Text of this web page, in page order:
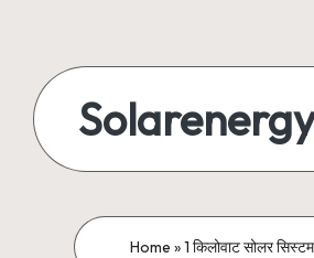
content
बिजली
Home »1 किलोवाट सोलर